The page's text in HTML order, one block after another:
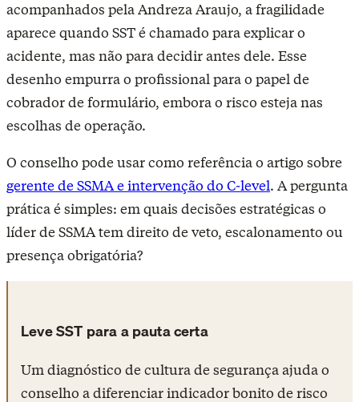
acompanhados pela Andreza Araujo, a fragilidade
aparece quando SST é chamado para explicar o
acidente, mas não para decidir antes dele. Esse
desenho empurra o profissional para o papel de
cobrador de formulário, embora o risco esteja nas
escolhas de operação.
O conselho pode usar como referência o artigo sobre
gerente de SSMA e intervenção do C-level. A pergunta
prática é simples: em quais decisões estratégicas o
líder de SSMA tem direito de veto, escalonamento ou
presença obrigatória?
Leve SST para a pauta certa
Um diagnóstico de cultura de segurança ajuda o
conselho a diferenciar indicador bonito de risco